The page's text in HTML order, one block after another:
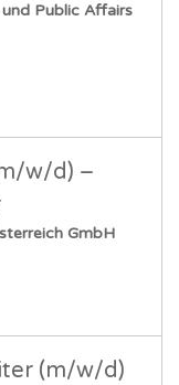
Public Affairs
w/d) –
GmbH
(m/w/d)